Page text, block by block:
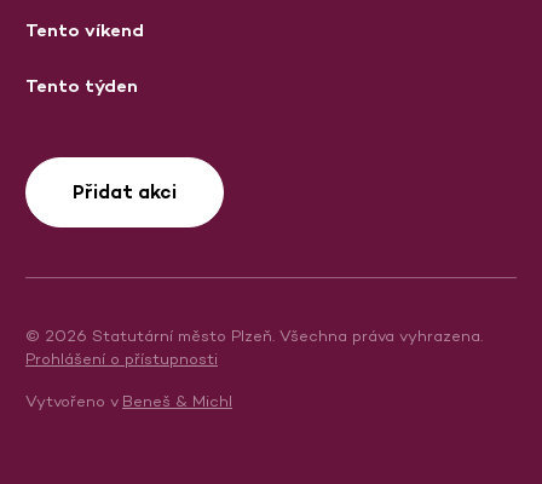
Tento víkend
Tento týden
Přidat akci
© 2026 Statutární město Plzeň. Všechna práva vyhrazena.
Prohlášení o přístupnosti
Vytvořeno v Beneš & Michl